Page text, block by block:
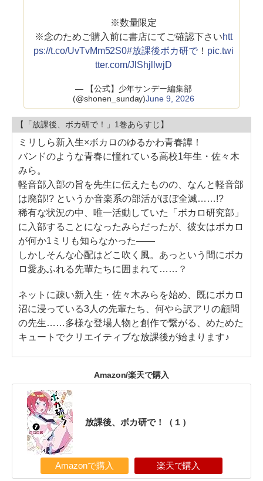
※数量限定
※念のためご購入前に書店にてご確認下さいhtt
ps://t.co/UvTvMm52S0#放課後ボカ研で ！ pic.twi
tter.com/JlShjllwjD
— 【公式】少年サンデー編集部
(@shonen_sunday)June 9, 2026
【「放課後、ボカ研で！」1巻あらすじ】
ミリしら新入生×ボカロのゆるかわ青春譚！
バンドのような青春に憧れている高校1年生・佐々木
みら。
軽音部入部の旨を先生に伝えたものの、なんと軽音部
は廃部!? というか音楽系の部活がほぼ全滅……!?
稀有な状況の中、唯一活動していた「ボカロ研究部」
に入部することになったみらだったが、彼女はボカロ
が何か1ミリも知らなかった――
しかしそんな心配はどこ吹く風。あっという間にボカ
ロ愛あふれる先輩たちに囲まれて……？
ネットに疎い新入生・佐々木みらを始め、既にボカロ
沼に浸っている3人の先輩たち、何やら訳アリの顧問
の先生……多様な登場人物と創作で繋がる、めためた
キュートでクリエイティブな放課後が始まります♪
Amazon/楽天で購入
放課後、ボカ研で！（１）
Amazonで購入 楽天で購入